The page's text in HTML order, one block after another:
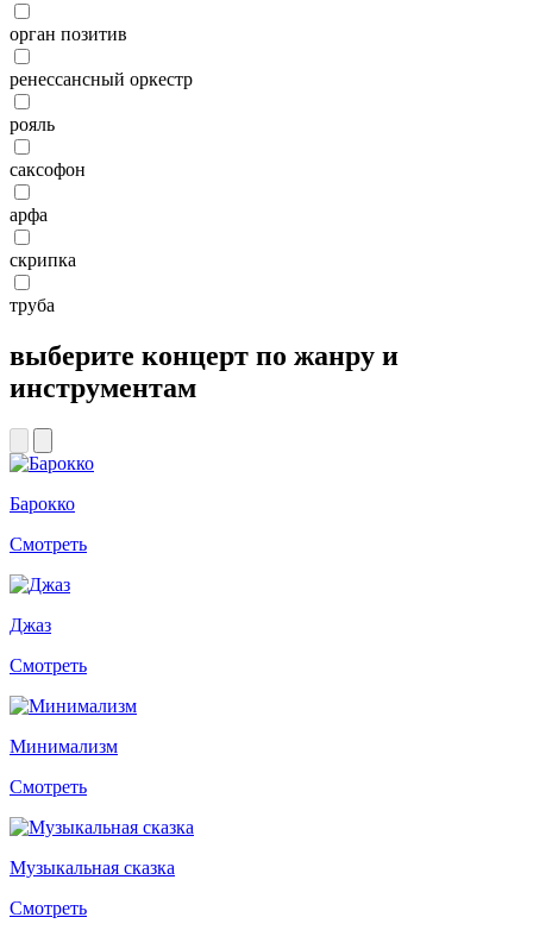
орган позитив
ренессансный оркестр
рояль
саксофон
арфа
скрипка
труба
выберите концерт по жанру и
инструментам
Барокко
Смотреть
Джаз
Смотреть
Минимализм
Смотреть
Музыкальная сказка
Смотреть